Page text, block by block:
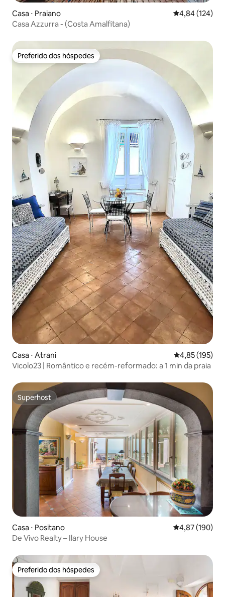
Casa ⋅ Praiano 4,84 de uma
4,84 (124)
Casa Azzurra - (Costa Amalfitana)
Preferido dos hóspedes
Preferido dos hóspedes
Casa ⋅ Atrani 4,85 de uma
4,85 (195)
Vicolo23 | Romântico e recém-reformado: a 1 min da praia
Superhost
Superhost
Casa ⋅ Positano 4,87 de uma
4,87 (190)
De Vivo Realty – Ilary House
Preferido dos hóspedes
Preferido dos hóspedes